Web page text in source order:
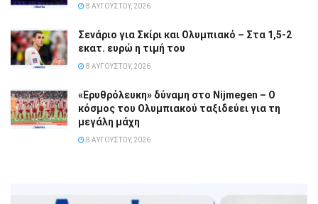
8 ΑΥΓΟΎΣΤΟΥ, 2026
Σενάριο για Σκίρι και Ολυμπιακό – Στα 1,5-2
εκατ. ευρώ η τιμή του
8 ΑΥΓΟΎΣΤΟΥ, 2026
«Ερυθρόλευκη» δύναμη στο Nijmegen – Ο
κόσμος του Ολυμπιακού ταξιδεύει για τη
μεγάλη μάχη
8 ΑΥΓΟΎΣΤΟΥ, 2026